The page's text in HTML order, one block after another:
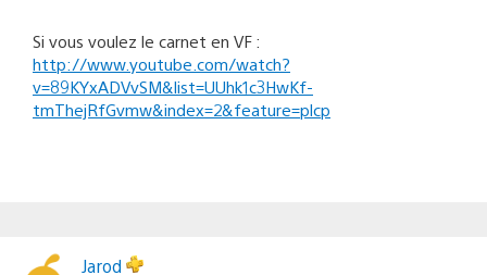
Si vous voulez le carnet en VF :
http://www.youtube.com/watch?
v=89KYxADVvSM&list=UUhk1c3HwKf-
tmThejRfGvmw&index=2&feature=plcp
Jarod